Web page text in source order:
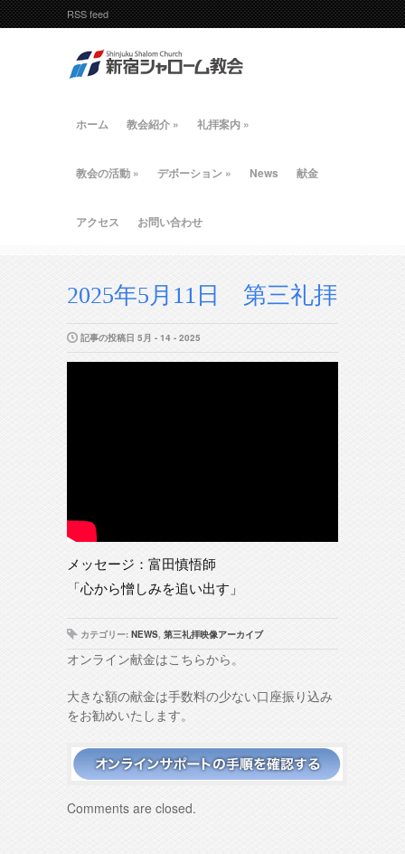
RSS feed
ホーム 教会紹介 » 礼拝案内 »
教会の活動 » デボーション » News 献金
アクセス お問い合わせ
2025年5月11日 第三礼拝
記事の投稿日 5月 - 14 - 2025
メッセージ：富田慎悟師
「心から憎しみを追い出す」
カテゴリー: NEWS, 第三礼拝映像アーカイブ
オンライン献金はこちらから。
大きな額の献金は手数料の少ない口座振り込み
をお勧めいたします。
Comments are closed.